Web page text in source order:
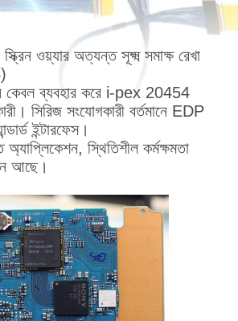
ওয়্যার অত্যন্ত সূক্ষ্ম সমাক্ষ রেখা
কেবল ব্যবহার করে i-pex 20454
সিরিজ সংযোগকারী বর্তমানে EDP
ইন্টারফেস।
স্থিতিশীল কর্মক্ষমতা
আছে।